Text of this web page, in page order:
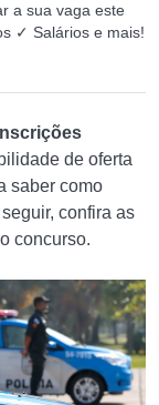
a sua vaga este
✓ Salários e mais!
de oferta
saber como
confira as
concurso.